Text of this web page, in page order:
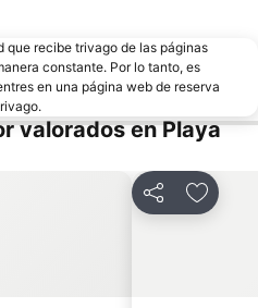
que recibe trivago de las páginas
constante. Por lo tanto, es
en una página web de reserva
valorados en Playa
CompartirAñadir